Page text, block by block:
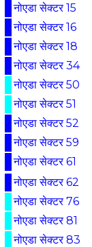
नोएडा सेक्टर 15
नोएडा सेक्टर 16
नोएडा सेक्टर 18
नोएडा सेक्टर 34
नोएडा सेक्टर 50
नोएडा सेक्टर 51
नोएडा सेक्टर 52
नोएडा सेक्टर 59
नोएडा सेक्टर 61
नोएडा सेक्टर 62
नोएडा सेक्टर 76
नोएडा सेक्टर 81
नोएडा सेक्टर 83